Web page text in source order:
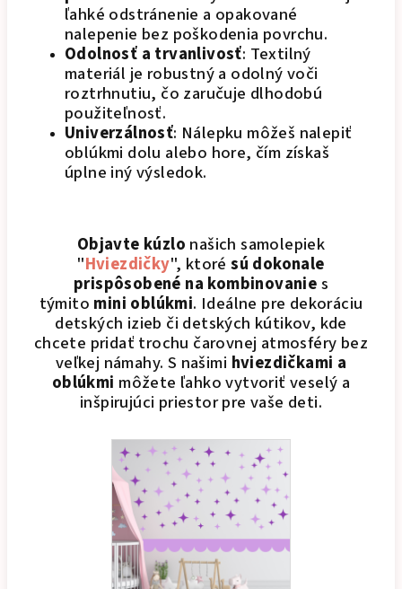
ľahké odstránenie a opakované
nalepenie bez poškodenia povrchu.
Odolnosť a trvanlivosť: Textilný
materiál je robustný a odolný voči
roztrhnutiu, čo zaručuje dlhodobú
použiteľnosť.
Univerzálnosť: Nálepku môžeš nalepiť
oblúkmi dolu alebo hore, čím získaš
úplne iný výsledok.
Objavte kúzlo našich samolepiek
"Hviezdičky", ktorésú dokonale
prispôsobené na kombinovanies
týmito mini oblúkmi. Ideálne pre dekoráciu
detských izieb či detských kútikov, kde
chcete pridať trochu čarovnej atmosféry bez
veľkej námahy. S našimi hviezdičkami a
oblúkmi môžete ľahko vytvoriť veselý a
inšpirujúci priestor pre vaše deti.